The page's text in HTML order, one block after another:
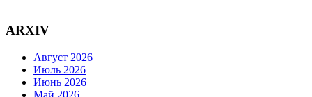
ARXIV
Август 2026
Июль 2026
Июнь 2026
Май 2026